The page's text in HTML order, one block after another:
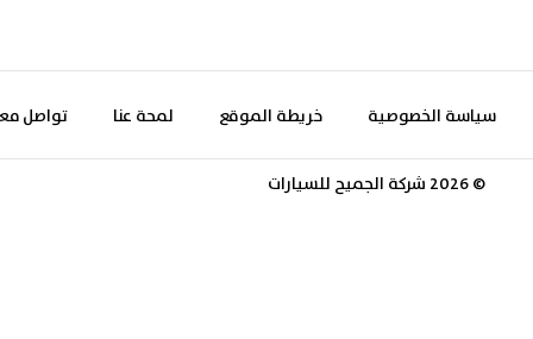
سياسة الخصوصية خريطة الموقع لمحة عنا تواصل
© 2026 شركة الجميح للسيارات